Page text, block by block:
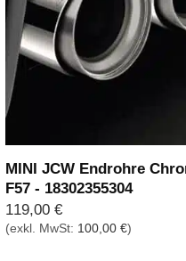
MINI JCW Endrohre
F57 - 18302355304
119,00 €
(exkl. MwSt: 100,00 €)